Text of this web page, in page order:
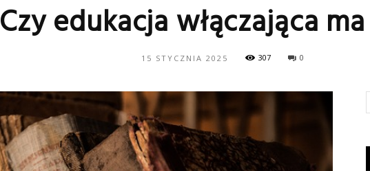
Czy edukacja włączająca
15 STYCZNIA 2025 307 0